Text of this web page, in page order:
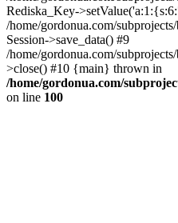
Rediska_Key-
/home/gordonua.com/
Session->save_data() #9
/home/gordonua.com/
>close() #10 {main} thrown in
/home/gordonua.com/
on line 100